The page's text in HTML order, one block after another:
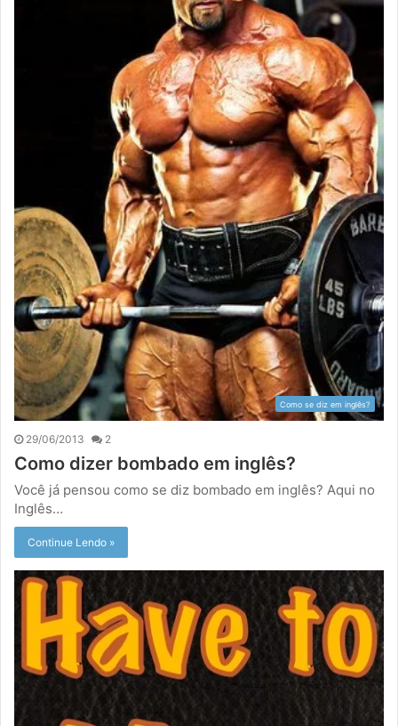
Como se diz em inglês?
29/06/2013 2
Como dizer bombado em inglês?
Você já pensou como se diz bombado em inglês? Aqui no
Inglês…
Continue Lendo »